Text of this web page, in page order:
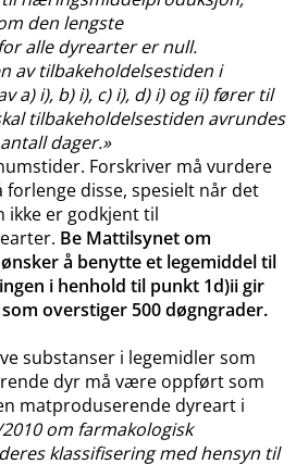
den lengste
alle dyrearter er null.
av tilbakeholdelsestiden i
a) i), b) i), c) i), d) i) og ii) fører til
tilbakeholdelsestiden avrundes
dager.»
Forskriver må vurdere
disse, spesielt når det
ikke er godkjent til
Be Mattilsynet om
å benytte et legemiddel til
i henhold til punkt 1d)ii gir
overstiger 500 døgngrader.
substanser i legemidler som
dyr må være oppført som
matproduserende dyreart i
om farmakologisk
klassifisering med hensyn til